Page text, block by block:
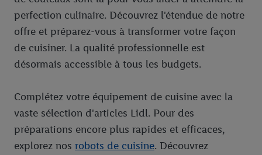
perfection culinaire. Découvrez l'étendue de notre
offre et préparez-vous à transformer votre façon
de cuisiner. La qualité professionnelle est
désormais accessible à tous les budgets.
Complétez votre équipement de cuisine avec la
vaste sélection d'articles Lidl. Pour des
préparations encore plus rapides et efficaces,
explorez nos robots de cuisine. Découvrez